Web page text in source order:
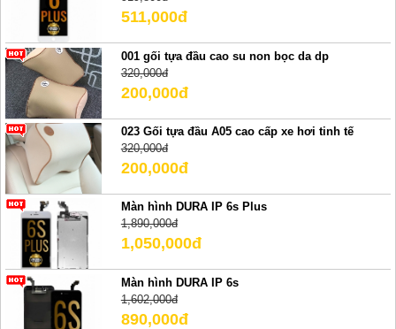
511,000đ
001 gối tựa đầu cao su non bọc da dp
320,000đ
200,000đ
023 Gối tựa đầu A05 cao cấp xe hơi tinh tế
320,000đ
200,000đ
Màn hình DURA IP 6s Plus
1,890,000đ
1,050,000đ
Màn hình DURA IP 6s
1,602,000đ
890,000đ